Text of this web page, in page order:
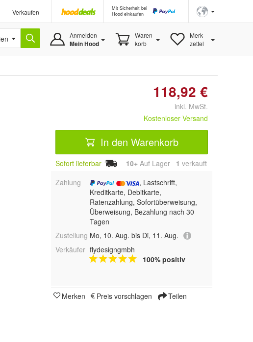
Verkaufen
Mit Sicherheit bei
Hood einkaufen
Anmelden
Mein Hood
Waren-
korb
Merk-
zettel
118,92 €
inkl. MwSt.
Kostenloser Versand
In den Warenkorb
Sofort lieferbar 10+ Auf Lager 1 verkauft
Zahlung
, Lastschrift,
Kreditkarte, Debitkarte,
Ratenzahlung, Sofortüberweisung,
Überweisung, Bezahlung nach 30
Tagen
Zustellung Mo, 10. Aug. bis Di, 11. Aug.
Verkäufer flydesigngmbh
100% positiv
Merken Preis vorschlagen Teilen